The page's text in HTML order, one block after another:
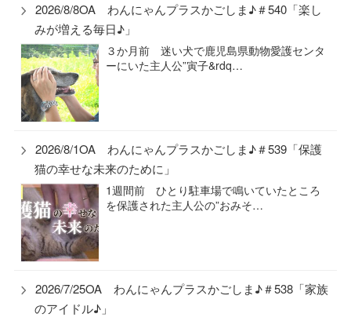
2026/8/8OA わんにゃんプラスかごしま♪＃540「楽し
みが増える毎日♪」
３か月前 迷い犬で鹿児島県動物愛護センタ
ーにいた主人公”寅子&rdq…
2026/8/1OA わんにゃんプラスかごしま♪＃539「保護
猫の幸せな未来のために」
1週間前 ひとり駐車場で鳴いていたところ
を保護された主人公の”おみそ…
2026/7/25OA わんにゃんプラスかごしま♪＃538「家族
のアイドル♪」